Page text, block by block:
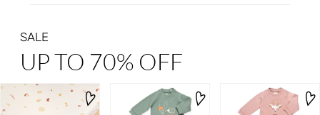
SALE
UP TO 70% OFF